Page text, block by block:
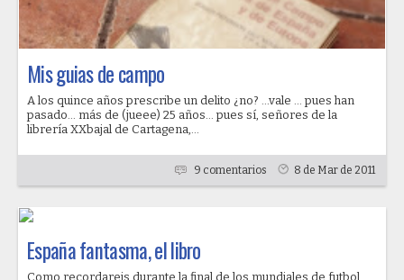
Mis guias de campo
A los quince años prescribe un delito ¿no? ...vale ... pues han
pasado... más de (jueee) 25 años... pues sí, señores de la
librería XXbajal de Cartagena,...
9 comentarios 8 de Mar de 2011
España fantasma, el libro
Como recordareis durante la final de los mundiales de futbol